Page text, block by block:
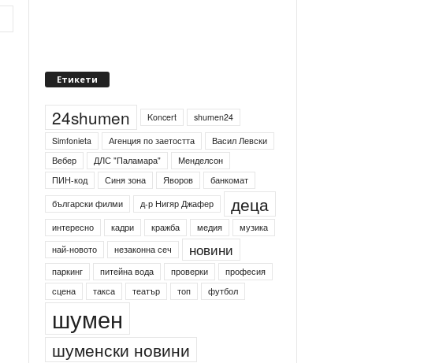
Етикети
24shumen Koncert
shumen24
Simfonieta
Агенция по заетостта
Васил Левски
Вебер
ДЛС "Паламара"
Менделсон
ПИН-код
Синя зона Яворов
банкомат
български филми
д-р Нигяр Джафер деца
интересно кадри кражба медия
музика
най-новото
незаконна сеч новини
паркинг питейна вода проверки
професия
сцена
такса театър топ футбол
шумен
шуменски новини